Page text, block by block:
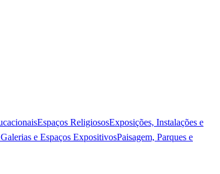
Espaços ReligiososExposições, Instalações e
e Espaços ExpositivosPaisagem, Parques e